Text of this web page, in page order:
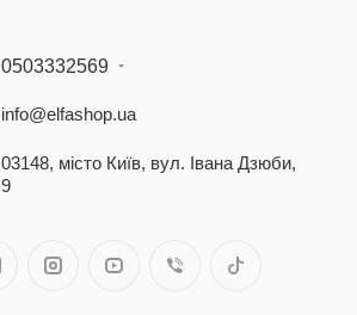
0503332569
info@elfashop.ua
03148, місто Київ, вул. Івана Дзюби,
9